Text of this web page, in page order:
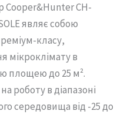
Cooper&Hunter CH-
являє собою
класу,
мікроклімату в
площею до 25 м².
роботу в діапазоні
середовища від -25 до